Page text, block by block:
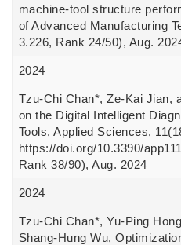
machine-tool structure
of Advanced Manufacturing
3.226, Rank 24/50), Aug.
2024
Tzu-Chi Chan*, Ze-Kai Jian,
on the Digital Intelligent
Tools, Applied Sciences,
https://doi.org/10.3390/
Rank 38/90), Aug. 2024
2024
Tzu-Chi Chan*, Yu-Ping
Shang-Hung Wu,